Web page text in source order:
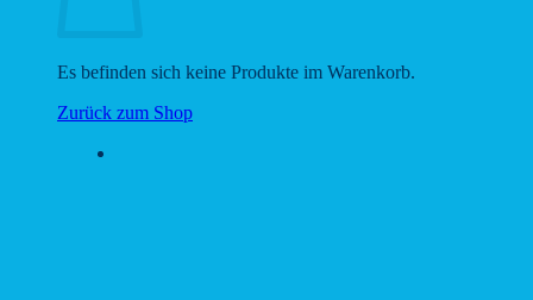
Es befinden sich keine Produkte im Warenkorb.
Zurück zum Shop